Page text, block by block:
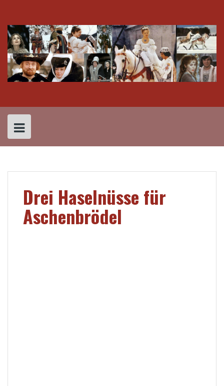
content
Drei Haselnüsse für
Aschenbrödel